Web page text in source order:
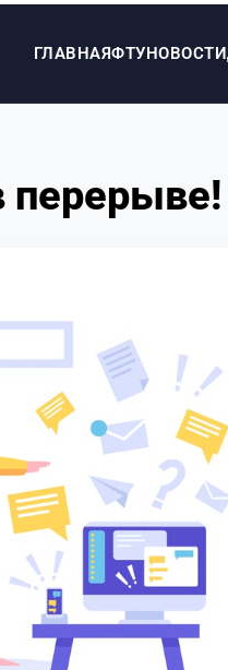
ГЛАВНАЯФТУНОВОСТИ
перерыве!